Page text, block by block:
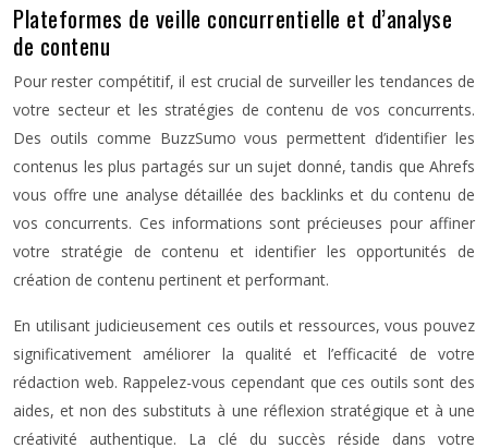
Plateformes de veille concurrentielle et d’analyse
de contenu
Pour rester compétitif, il est crucial de surveiller les tendances de
votre secteur et les stratégies de contenu de vos concurrents.
Des outils comme BuzzSumo vous permettent d’identifier les
contenus les plus partagés sur un sujet donné, tandis que Ahrefs
vous offre une analyse détaillée des backlinks et du contenu de
vos concurrents. Ces informations sont précieuses pour affiner
votre stratégie de contenu et identifier les opportunités de
création de contenu pertinent et performant.
En utilisant judicieusement ces outils et ressources, vous pouvez
significativement améliorer la qualité et l’efficacité de votre
rédaction web. Rappelez-vous cependant que ces outils sont des
aides, et non des substituts à une réflexion stratégique et à une
créativité authentique. La clé du succès réside dans votre